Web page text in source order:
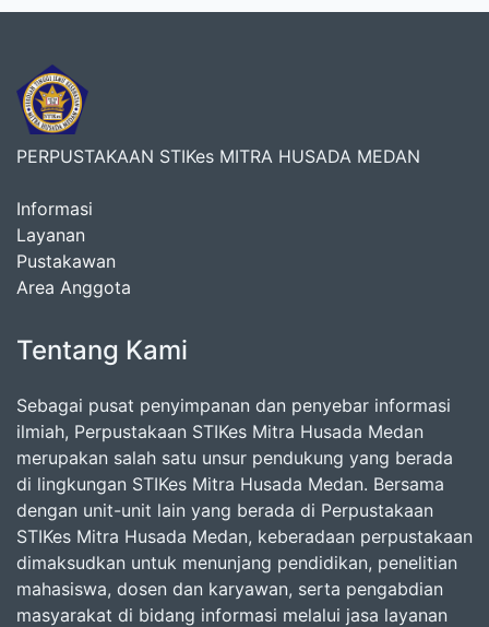
PERPUSTAKAAN STIKes MITRA HUSADA MEDAN
Informasi
Layanan
Pustakawan
Area Anggota
Tentang Kami
Sebagai pusat penyimpanan dan penyebar informasi
ilmiah, Perpustakaan STIKes Mitra Husada Medan
merupakan salah satu unsur pendukung yang berada
di lingkungan STIKes Mitra Husada Medan. Bersama
dengan unit-unit lain yang berada di Perpustakaan
STIKes Mitra Husada Medan, keberadaan perpustakaan
dimaksudkan untuk menunjang pendidikan, penelitian
mahasiswa, dosen dan karyawan, serta pengabdian
masyarakat di bidang informasi melalui jasa layanan